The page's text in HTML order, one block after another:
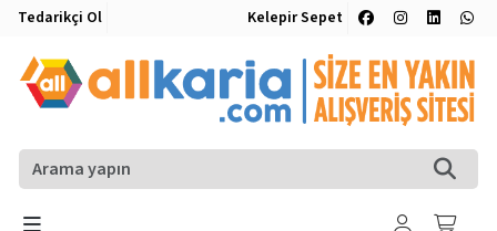
Tedarikçi Ol Kelepir Sepet